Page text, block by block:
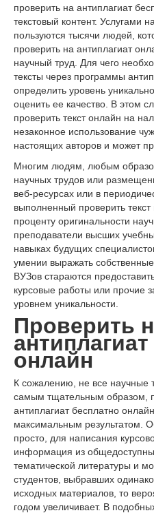
проверить на антиплагиат
текстовый контент. Услугами
пользуются тысячи людей,
проверить на антиплагиат
научный труд. Для чего
тексты через программы
определить уровень
оценить ее качество. В этом
проверить текст онлайн на
незаконное использование
настоящих авторов и может
Многим людям, любым
научных трудов или
веб-ресурсах или в
выполненный проверить
проценту оригинальности
преподаватели высших
навыках будущих
умении выражать
ВУЗов стараются
курсовые работы или прочие
уровнем уникальности.
Проверить
онлайн
К сожалению, не все
самым тщательным образом,
антиплагиат бесплатно
максимальным результатом.
просто, для написания
информация из
тематической литературы и
студентов, выбравших
исходных материалов, то
годом увеличивает. В